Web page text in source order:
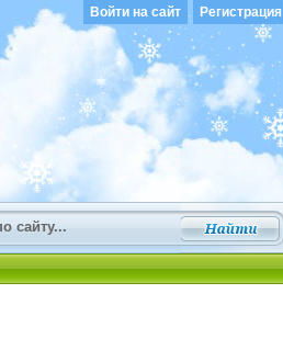
Войти на сайт Регистрация